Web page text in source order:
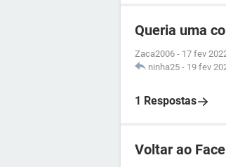
Queria uma
Zaca2006 - 17 fev
ninha25 - 19 fev
1 Respostas
Voltar ao